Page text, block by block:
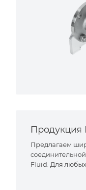
Продукция
Предлагаем
Fluid. Для любых